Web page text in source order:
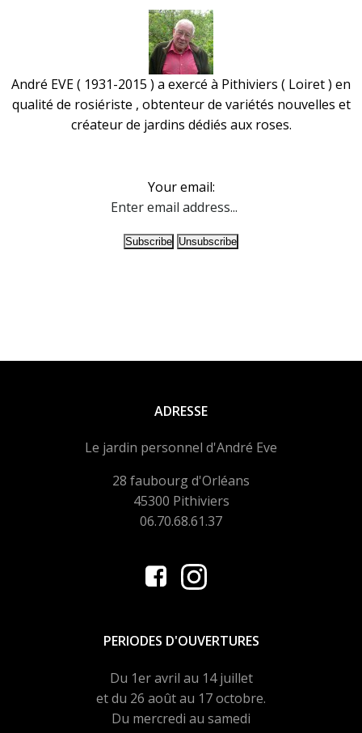
navigation
André EVE ( 1931-2015 ) a exercé à Pithiviers ( Loiret ) en
qualité de rosiériste , obtenteur de variétés nouvelles et
créateur de jardins dédiés aux roses.
Your email:
ADRESSE
Le jardin personnel d'André Eve
28 faubourg d'Orléans
45300 Pithiviers
06.70.68.61.37
PERIODES D'OUVERTURES
Du 1er avril au 14 juillet
et du 26 août au 17 octobre.
Du mercredi au samedi